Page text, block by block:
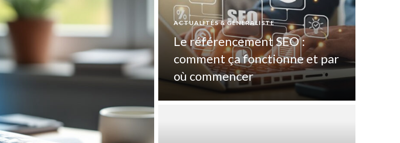
ACTUALITÉS & GÉNÉRALISTE
Le référencement SEO :
comment ça fonctionne et par
où commencer